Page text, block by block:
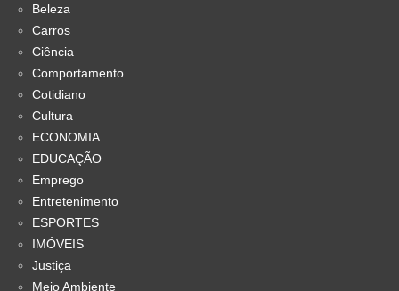
Beleza
Carros
Ciência
Comportamento
Cotidiano
Cultura
ECONOMIA
EDUCAÇÃO
Emprego
Entretenimento
ESPORTES
IMÓVEIS
Justiça
Meio Ambiente